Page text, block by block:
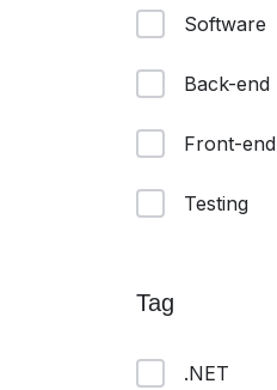
Software
Back-end
Front-end
Testing
Tag
.NET